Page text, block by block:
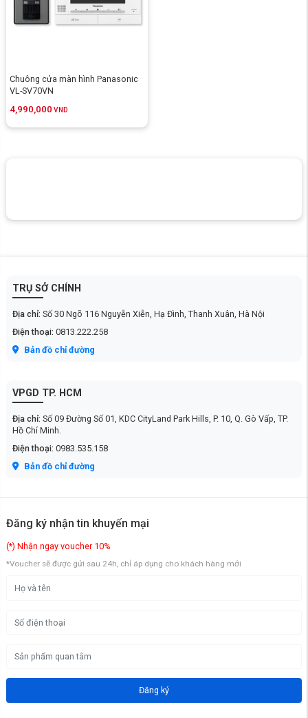
Chuông cửa màn hình Panasonic
VL-SV70VN
4,990,000 VND
TRỤ SỞ CHÍNH
Địa chỉ: Số 30 Ngõ 116 Nguyễn Xiễn, Hạ Đình, Thanh Xuân, Hà Nội
Điện thoại: 0813.222.258
Bản đồ chỉ đường
VPGD TP. HCM
Địa chỉ: Số 09 Đường Số 01, KDC CityLand Park Hills, P. 10, Q. Gò Vấp, TP.
Hồ Chí Minh.
Điện thoại: 0983.535.158
Bản đồ chỉ đường
Đăng ký nhận tin khuyến mại
(*) Nhận ngay voucher 10%
*Voucher sẽ được gửi sau 24h, chỉ áp dụng cho khách hàng mới
Đăng ký